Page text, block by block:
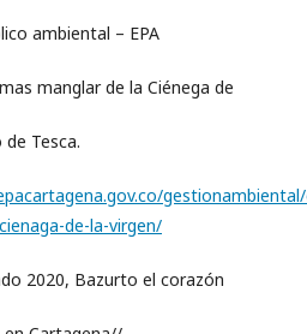
ambiental – EPA
manglar de la Ciénega de
de Tesca.
de-la-virgen/
2020, Bazurto el corazón